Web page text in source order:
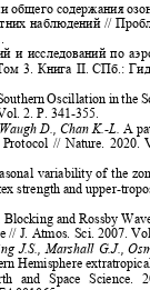
общего содержания
наблюдений //
и исследований по
3. Книга II.СПб.:
Oscillation in the
2.Р. 341-355.
D., Chan K.-L. A
Protocol // Nature.
variability of the
strength and upper-
Blocking and Rossby
// J. Atmos. Sci. 2007.
J.S., Marshall G.J.,
Hemisphere
and Space